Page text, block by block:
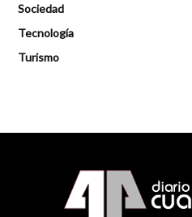
Sociedad
Tecnología
Turismo